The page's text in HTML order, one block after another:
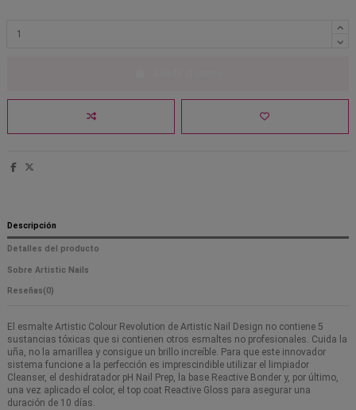
Descripción
Detalles del producto
Sobre Artistic Nails
Reseñas(0)
El esmalte Artistic Colour Revolution de Artistic Nail Design no contiene 5
sustancias tóxicas que si contienen otros esmaltes no profesionales. Cuida la
uña, no la amarillea y consigue un brillo increíble. Para que este innovador
sistema funcione a la perfección es imprescindible utilizar el limpiador
Cleanser, el deshidratador pH Nail Prep, la base Reactive Bonder y, por último,
una vez aplicado el color, el top coat Reactive Gloss para asegurar una
duración de 10 días.